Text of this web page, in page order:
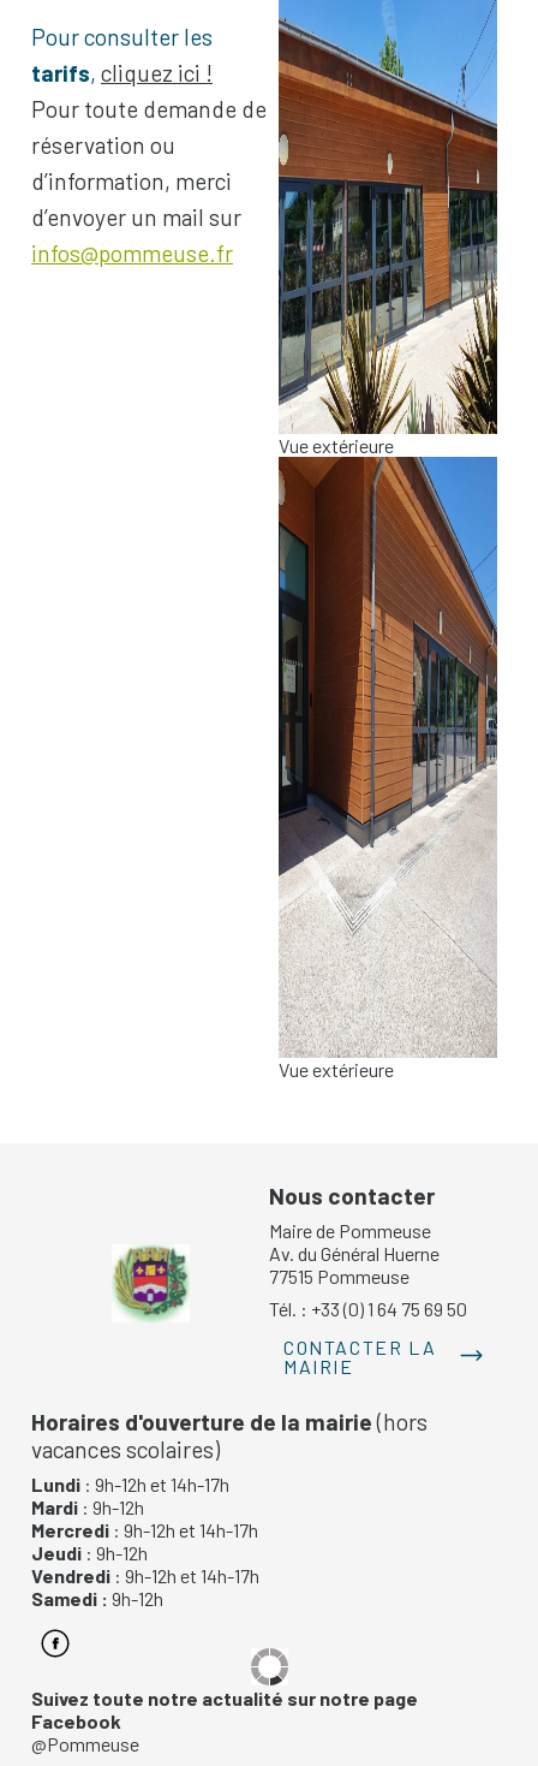
20 h
21 h
22 h
23 h
Pour consulter les
tarifs, cliquez ici !
Pour toute demande de
réservation ou
d’information, merci
d’envoyer un mail sur
infos@pommeuse.fr
Vue extérieure
Vue extérieure
Nous contacter
Maire de Pommeuse
Av. du Général Huerne
77515 Pommeuse
Tél. : +33 (0) 1 64 75 69 50
CONTACTER LA
MAIRIE
Horaires d'ouverture de la mairie(hors
vacances scolaires)
Lundi : 9h-12h et 14h-17h
Mardi : 9h-12h
Mercredi : 9h-12h et 14h-17h
Jeudi : 9h-12h
Vendredi : 9h-12h et 14h-17h
Samedi : 9h-12h
Suivez toute notre actualité sur notre page
Facebook
@Pommeuse